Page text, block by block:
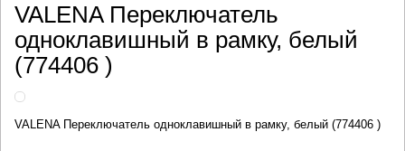
VALENA Переключатель
одноклавишный в рамку, белый
(774406 )
VALENA Переключатель одноклавишный в рамку, белый (774406 )